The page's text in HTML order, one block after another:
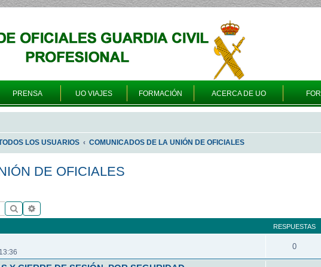
PRENSA UO VIAJES FORMACIÓN ACERCA DE UO
LOS USUARIOS COMUNICADOS DE LA UNIÓN DE OFICIALES
DE OFICIALES
Buscar
RESPUESTAS
0